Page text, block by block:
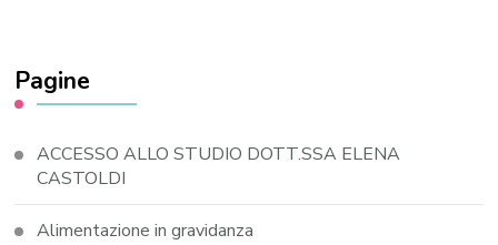
Pagine
ACCESSO ALLO STUDIO DOTT.SSA ELENA
CASTOLDI
Alimentazione in gravidanza